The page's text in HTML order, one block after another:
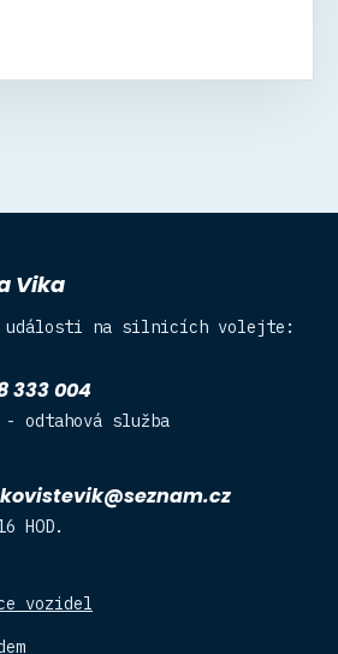
Vika
události na silnicích volejte:
333 004
- odtahová služba
HOD.
vozidel